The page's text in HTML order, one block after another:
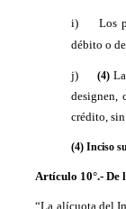
i)
Los
débito o
j) (4)
designen,
crédito,
(4) Inciso
Artículo 10°.- De
“La alícuota del